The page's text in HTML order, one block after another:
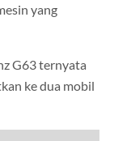
yang
G63 ternyata
ke dua mobil